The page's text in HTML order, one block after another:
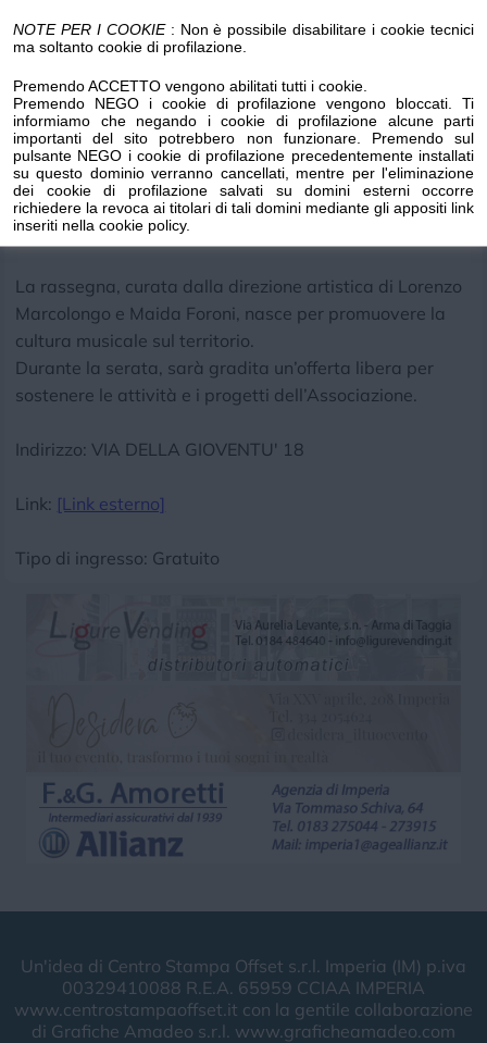
NOTE PER I COOKIE: Non è possibile disabilitare i cookie tecnici
ma soltanto cookie di profilazione.
Premendo ACCETTO vengono abilitati tutti i cookie.
Premendo NEGO i cookie di profilazione vengono bloccati. Ti
informiamo che negando i cookie di profilazione alcune parti
importanti del sito potrebbero non funzionare. Premendo sul
pulsante NEGO i cookie di profilazione precedentemente installati
su questo dominio verranno cancellati, mentre per l'eliminazione
dei cookie di profilazione salvati su domini esterni occorre
richiedere la revoca ai titolari di tali domini mediante gli appositi link
inseriti nella cookie policy.
ricco di ritmo ed improvvisazioni: tre musicisti di
Federico Briasco e Giulio Granero alla chitarra)
eseguiranno brani tratti dal repertorio Jazz, Blues,
Swing, Bossa Nova per arrivare fino al New Flamenco e
al Latin Rock.
L’evento è a ingresso libero.
La rassegna, curata dalla direzione artistica di Lorenzo
Marcolongo e Maida Foroni, nasce per promuovere la
cultura musicale sul territorio.
Durante la serata, sarà gradita un’offerta libera per
sostenere le attività e i progetti dell’Associazione.
Indirizzo: VIA DELLA GIOVENTU' 18
Link: [Link esterno]
Tipo di ingresso: Gratuito
Un'idea di Centro Stampa Offset s.r.l. Imperia (IM) p.iva
00329410088 R.E.A. 65959 CCIAA IMPERIA
www.centrostampaoffset.it con la gentile collaborazione
di Grafiche Amadeo s.r.l. www.graficheamadeo.com